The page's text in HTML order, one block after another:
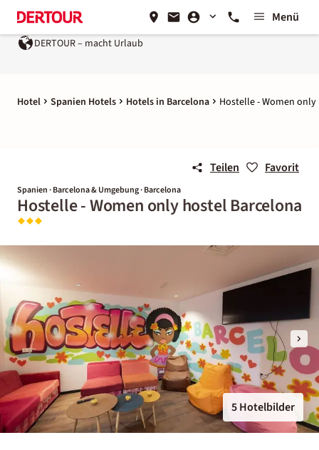
Menü
DERTOUR – macht Urlaub
Hotel Spanien Hotels Hotels in Barcelona Hostelle - Women
Teilen Favorit
Spanien · Barcelona & Umgebung · Barcelona
Hostelle - Women only hostel Barcelona
5 Hotelbilder